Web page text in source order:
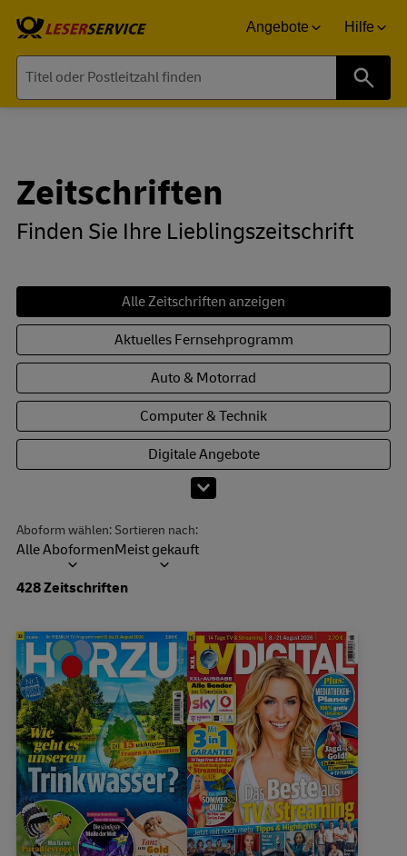
Angebote Hilfe
Zeitschriften
Finden Sie Ihre Lieblingszeitschrift
Alle Zeitschriften anzeigen
Aktuelles Fernsehprogramm
Auto & Motorrad
Computer & Technik
Digitale Angebote
Mehr Kategorien anzeigen
Aboform wählen:
Alle Aboformen
Sortieren nach:
Meist gekauft
Dropdown öffnen
428 Zeitschriften